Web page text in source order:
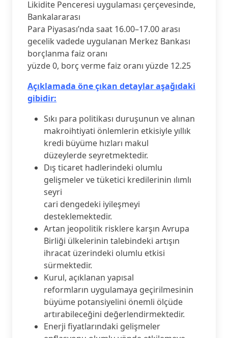
Likidite Penceresi uygulaması çerçevesinde,
Bankalararası
Para Piyasası’nda saat 16.00–17.00 arası
gecelik vadede uygulanan Merkez Bankası
borçlanma faiz oranı
yüzde 0, borç verme faiz oranı yüzde 12.25
Açıklamada öne çıkan detaylar aşağıdaki
gibidir:
Sıkı para politikası duruşunun ve alınan
makroihtiyati önlemlerin etkisiyle yıllık
kredi büyüme hızları makul
düzeylerde seyretmektedir.
Dış ticaret hadlerindeki olumlu
gelişmeler ve tüketici kredilerinin ılımlı
seyri
cari dengedeki iyileşmeyi
desteklemektedir.
Artan jeopolitik risklere karşın Avrupa
Birliği ülkelerinin talebindeki artışın
ihracat üzerindeki olumlu etkisi
sürmektedir.
Kurul, açıklanan yapısal
reformların uygulamaya geçirilmesinin
büyüme potansiyelini önemli ölçüde
artırabileceğini değerlendirmektedir.
Enerji fiyatlarındaki gelişmeler